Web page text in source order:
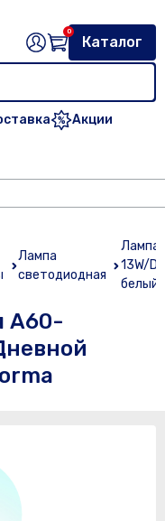
Акции
Каталог
0
Лампа
светодиодная
Лампа
13W/
белый
A60-